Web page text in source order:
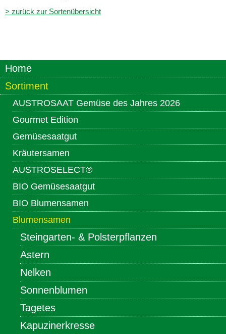
> zurück zur Sortenübersicht
Home
Sortiment
AUSTROSAAT Gemüse des Jahres 2026
Gourmet Edition
Gemüsesaatgut
Kräutersamen
AUSTROSELECT®
BIO Gemüsesaatgut
BIO Blumensamen
Blumensamen
Steingarten- & Polsterpflanzen
Astern
Nelken
Sonnenblumen
Tagetes
Kapuzinerkresse